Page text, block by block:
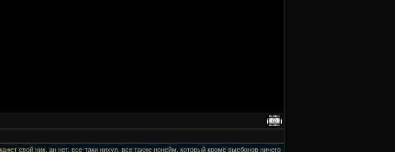
свой ник, ан нет, все-таки нихуя, все также нонейм, который кроме выебонов ничего